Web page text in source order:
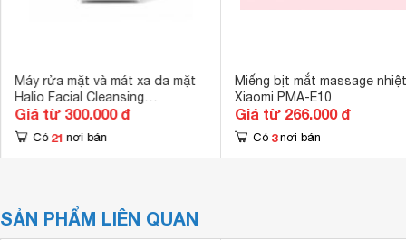
Máy rửa mặt và mát xa da mặt
Halio Facial Cleansing
Massaging Device
Giá từ 300.000 đ
Có 21 nơi bán
Miếng bịt mắt massage nhiệt
Xiaomi PMA-E10
Giá từ 266.000 đ
Có 3 nơi bán
SẢN PHẨM LIÊN QUAN